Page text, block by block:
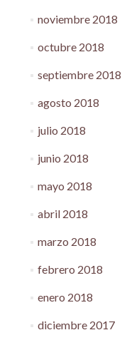
noviembre 2018
octubre 2018
septiembre 2018
agosto 2018
julio 2018
junio 2018
mayo 2018
abril 2018
marzo 2018
febrero 2018
enero 2018
diciembre 2017